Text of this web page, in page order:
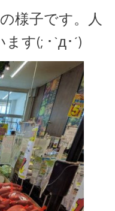
様子です。人
す(; ･`д･´)